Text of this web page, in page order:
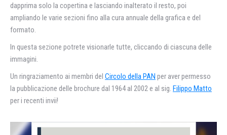
dapprima solo la copertina e lasciando inalterato il resto, poi
ampliando le varie sezioni fino alla cura annuale della grafica e del
formato.
In questa sezione potrete visionarle tutte, cliccando di ciascuna delle
immagini.
Un ringraziamento ai membri del Circolo della PAN per aver permesso
la pubblicazione delle brochure dal 1964 al 2002 e al sig. Filippo Matto
per i recenti invii!